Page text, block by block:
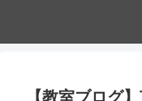
【教室ブログ